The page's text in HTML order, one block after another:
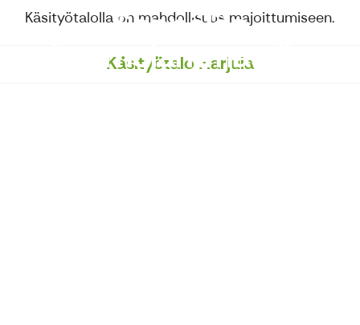
Seppälän
Luomulammastila
Käsityötalolla on mahdollisuus majoittumiseen.
Käsityötalo Harjula